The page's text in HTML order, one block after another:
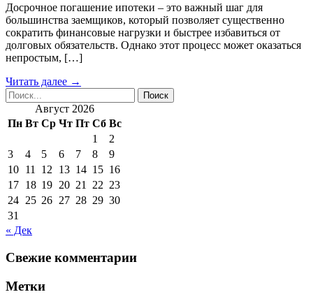
Досрочное погашение ипотеки – это важный шаг для
большинства заемщиков, который позволяет существенно
сократить финансовые нагрузки и быстрее избавиться от
долговых обязательств. Однако этот процесс может оказаться
непростым, […]
Читать далее →
Август 2026
Пн Вт Ср Чт Пт Сб Вс
1
2
3
4 5 6 7 8
9
10 11 12 13 14 15 16
17 18 19 20 21 22 23
24 25 26 27 28 29 30
31
« Дек
Свежие комментарии
Метки